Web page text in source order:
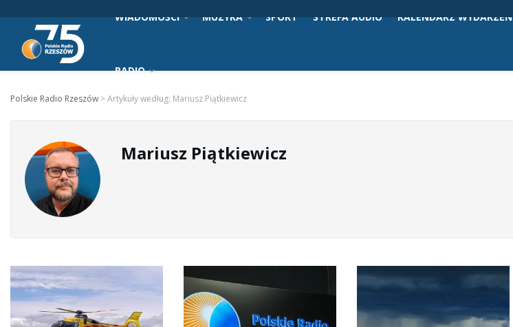
WIADOMOŚCI MUZYKA SPORT STREFA AUDIO KALENDARZ WYDARZEŃ
RADIO
Polskie Radio Rzeszów >Artykuły według: Mariusz Piątkiewicz
Mariusz Piątkiewicz